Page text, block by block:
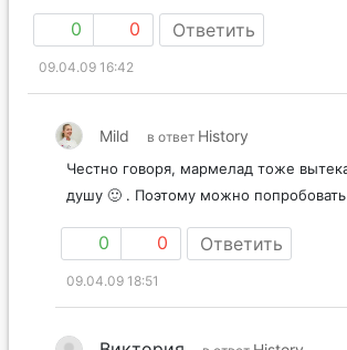
0 0 Ответить
09.04.09 16:42
Mild в ответ History
Честно говоря, мармелад тоже
душу 🙂 . Поэтому можно
0 0 Ответить
09.04.09 18:51